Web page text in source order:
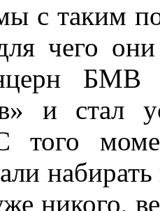
с таким
чего
БМВ
и стал
никого,